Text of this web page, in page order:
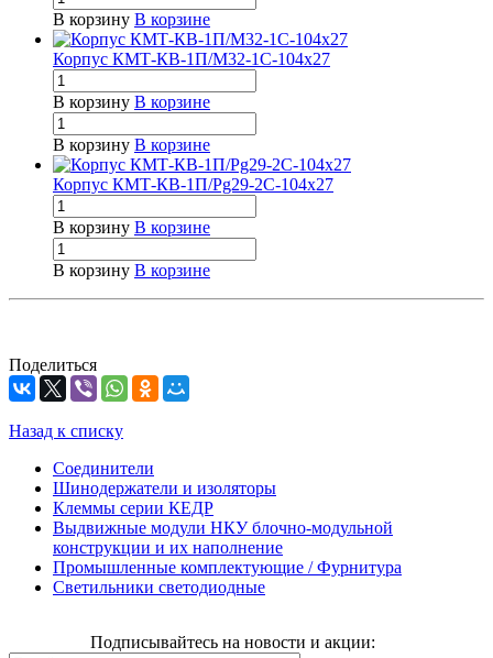
В корзину В корзине
Корпус КМТ-КВ-1П/М32-1С-104х27
В корзину В корзине
В корзину В корзине
Корпус КМТ-КВ-1П/Pg29-2С-104х27
В корзину В корзине
В корзину В корзине
Поделиться
Назад к списку
Соединители
Шинодержатели и изоляторы
Клеммы серии КЕДР
Выдвижные модули НКУ блочно-модульной
конструкции и их наполнение
Промышленные комплектующие / Фурнитура
Светильники светодиодные
Подписывайтесь на новости и акции: